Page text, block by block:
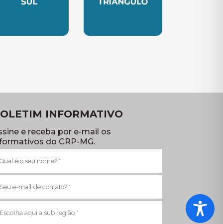
INFORMATIVO
e receba por e-mail os
do CRP-MG.